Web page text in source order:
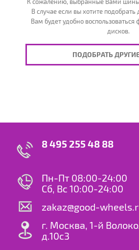
В случае если вы хотите
Вам будет удобно
дисков.
ПОДОБРАТЬ
8 495 255 48 88
Пн-Пт 08:00-24:00
Сб, Вс 10:00-24:00
zakaz@good-
г. Москва, 1-й
д.10с3